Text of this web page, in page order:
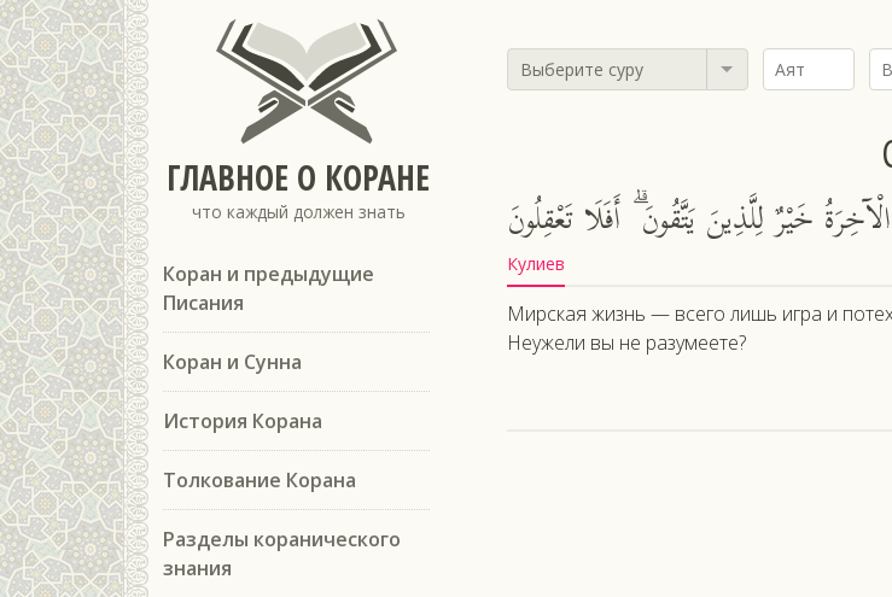
ГЛАВНОЕ О КОРАНЕ
что каждый должен знать
Коран и предыдущие
Писания
Коран и Сунна
История Корана
Толкование Корана
Разделы коранического
знания
Выберите суру
خَيْرٌ لِلَّذِينَ يَتَّقُونَ ۗ أَفَلَا تَعْقِلُونَ
Кулиев
Мирская жизнь — всего лишь игра и
Неужели вы не разумеете?